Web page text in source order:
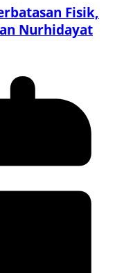
Fisik,
Nurhidayat